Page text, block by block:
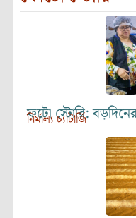
ফটো স্টোরি: বড়দিনের
নির্মাল্য চ্যাটার্জি